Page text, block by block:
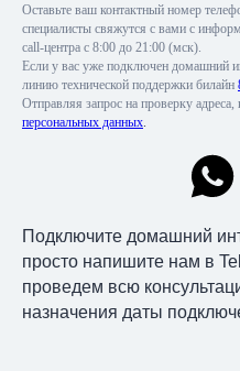
Оставьте ваш контактный номер
специалисты свяжутся с вами с
call-центра с 8:00 до 21:00 (мск).
Если у вас уже подключен домашний
линию технической поддержки билайн
Отправляя запрос на проверку адреса,
персональных данных.
Подключите домашний
просто напишите нам в
проведем всю
назначения даты